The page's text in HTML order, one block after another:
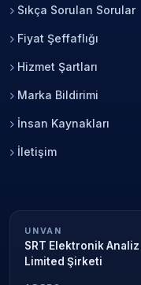
Sıkça Sorulan Sorular
Fiyat Şeffaflığı
Hizmet Şartları
Marka Bildirimi
İnsan Kaynakları
İletişim
UNVAN
SRT Elektronik
Limited Şirketi